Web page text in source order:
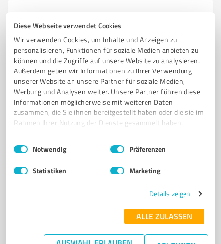
Diese Webseite verwendet Cookies
Wir verwenden Cookies, um Inhalte und Anzeigen zu
personalisieren, Funktionen für soziale Medien anbieten zu
können und die Zugriffe auf unsere Website zu analysieren.
Außerdem geben wir Informationen zu Ihrer Verwendung
unserer Website an unsere Partner für soziale Medien,
Werbung und Analysen weiter. Unsere Partner führen diese
Informationen möglicherweise mit weiteren Daten
zusammen, die Sie ihnen bereitgestellt haben oder die sie im
Rahmen Ihrer Nutzung der Dienste gesammelt haben.
Impressum Datenschutzbestimmungen
Einwilligungsauswahl
Notwendig Präferenzen
Statistiken Marketing
Details zeigen
ALLE ZULASSEN
Machbar CrossFit Sindelfingen
Personal Training und CrossFit für individuelle
Fitnessziele in Sindelfingen
PERSONAL TRAINING COACHING
MUSKELAUFBAU AUSDAUER GEWICHTSREDUKTION
INDIVIDUELLE BETREUUNG COMMUNITY SINDELFINGEN
Stichstraße 35, 71069 Sindelfingen
5,00 / 5,00
Jessica Heinrich